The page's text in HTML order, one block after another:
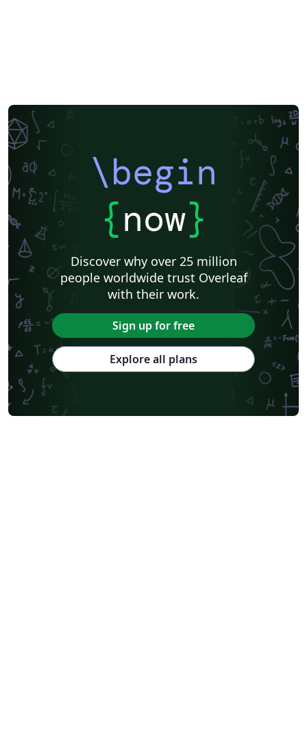
\begin
{now}
Discover why over 25 million
people worldwide trust Overleaf
with their work.
Sign up for free
Explore all plans